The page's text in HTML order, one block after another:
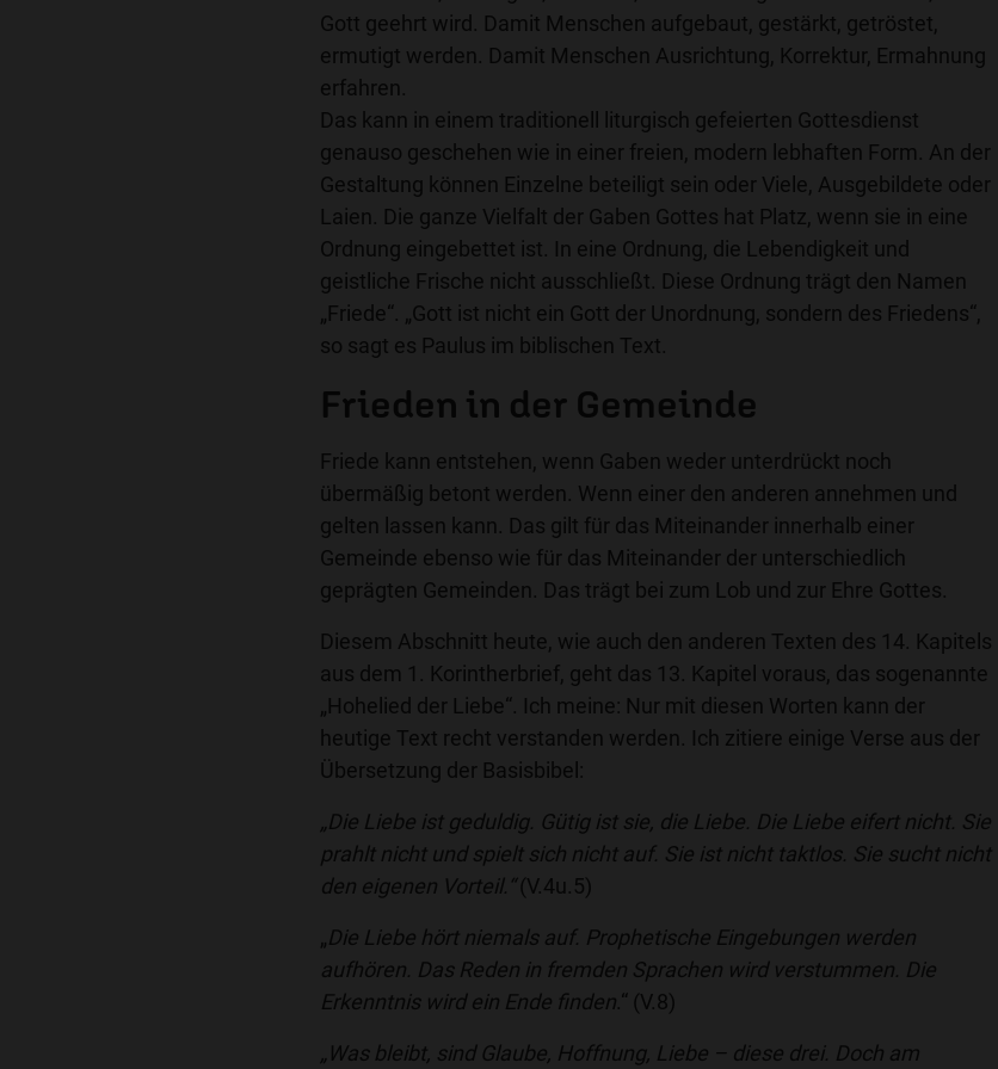
Gott geehrt wird. Damit Menschen aufgebaut, gestärkt, getröstet,
ermutigt werden. Damit Menschen Ausrichtung, Korrektur, Ermahnung
erfahren.
Das kann in einem traditionell liturgisch gefeierten Gottesdienst
genauso geschehen wie in einer freien, modern lebhaften Form. An der
Gestaltung können Einzelne beteiligt sein oder Viele, Ausgebildete oder
Laien. Die ganze Vielfalt der Gaben Gottes hat Platz, wenn sie in eine
Ordnung eingebettet ist. In eine Ordnung, die Lebendigkeit und
geistliche Frische nicht ausschließt. Diese Ordnung trägt den Namen
„Friede“. „Gott ist nicht ein Gott der Unordnung, sondern des Friedens“,
so sagt es Paulus im biblischen Text.
Frieden in der Gemeinde
Friede kann entstehen, wenn Gaben weder unterdrückt noch
übermäßig betont werden. Wenn einer den anderen annehmen und
gelten lassen kann. Das gilt für das Miteinander innerhalb einer
Gemeinde ebenso wie für das Miteinander der unterschiedlich
geprägten Gemeinden. Das trägt bei zum Lob und zur Ehre Gottes.
Diesem Abschnitt heute, wie auch den anderen Texten des 14. Kapitels
aus dem 1. Korintherbrief, geht das 13. Kapitel voraus, das sogenannte
„Hohelied der Liebe“. Ich meine: Nur mit diesen Worten kann der
heutige Text recht verstanden werden. Ich zitiere einige Verse aus der
Übersetzung der Basisbibel:
„Die Liebe ist geduldig. Gütig ist sie, die Liebe. Die Liebe eifert nicht. Sie
prahlt nicht und spielt sich nicht auf. Sie ist nicht taktlos. Sie sucht nicht
den eigenen Vorteil.“(V.4u.5)
„Die Liebe hört niemals auf. Prophetische Eingebungen werden
aufhören. Das Reden in fremden Sprachen wird verstummen. Die
Erkenntnis wird ein Ende finden .“ (V.8)
„Was bleibt, sind Glaube, Hoffnung, Liebe – diese drei. Doch am